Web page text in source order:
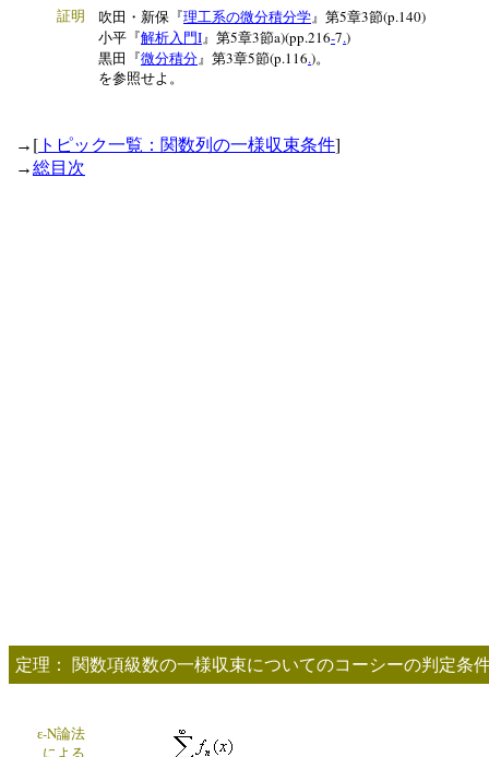
証明
吹田・新保『理工系の微分積分学』第5章3節(p.140)
小平『解析入門I』第5章3節a)(pp.216-7.)
黒田『微分積分』第3章5節(p.116.)。
を参照せよ。
→ [ トピック一覧：関数列の一様収束条件]
→総目次
定理： 関数項級数の一様収束についてのコーシーの判定条
ε-N論法
による